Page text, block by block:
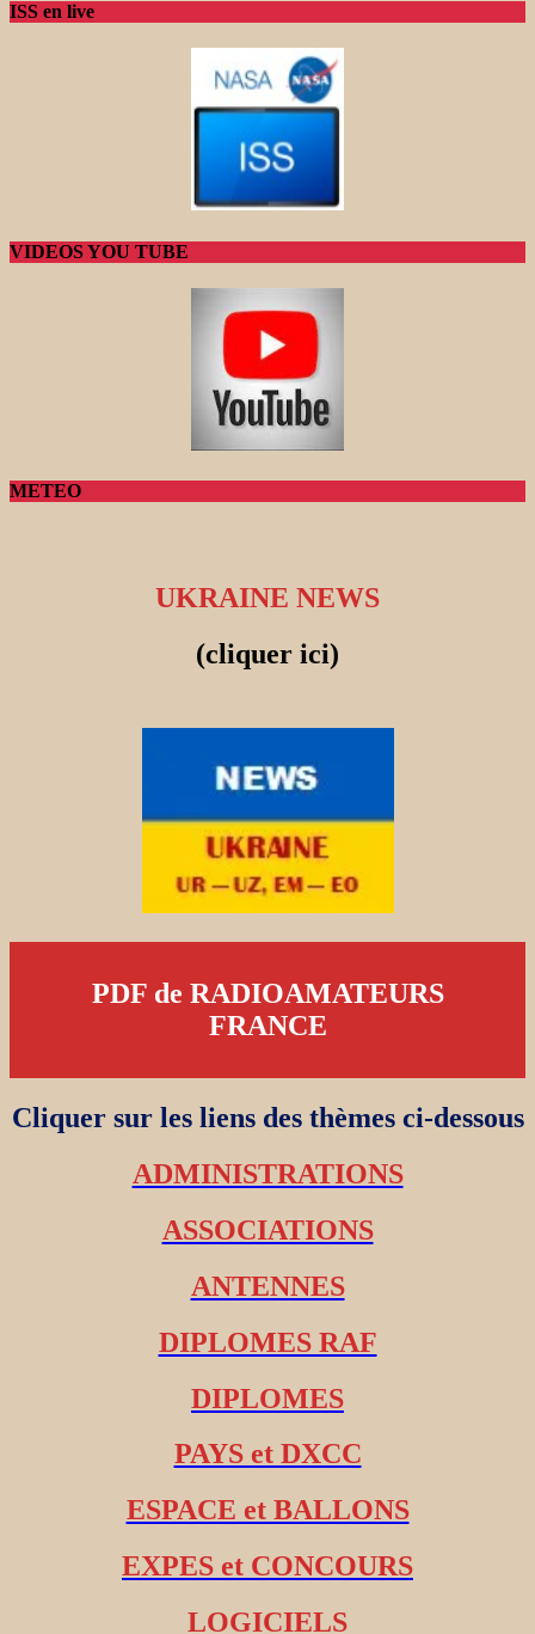
ISS en live
VIDEOS YOU TUBE
METEO
UKRAINE NEWS
(cliquer ici)
PDF de RADIOAMATEURS
FRANCE
Cliquer sur les liens des thèmes ci-dessous
ADMINISTRATIONS
ASSOCIATIONS
ANTENNES
DIPLOMES RAF
DIPLOMES
PAYS et DXCC
ESPACE et BALLONS
EXPES et CONCOURS
LOGICIELS